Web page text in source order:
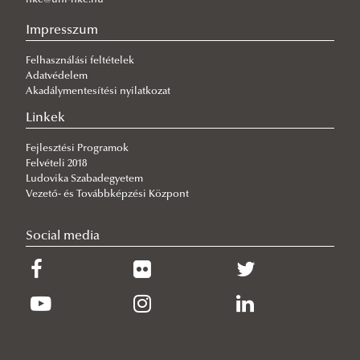
2025. november
2025. december
2024. november
2024. december
Impresszum
Felhasználási feltételek
Adatvédelem
Akadálymentesítési nyilatkozat
Linkek
Fejlesztési Programok
Felvételi 2018
Ludovika Szabadegyetem
Vezető- és Továbbképzési Központ
Social media